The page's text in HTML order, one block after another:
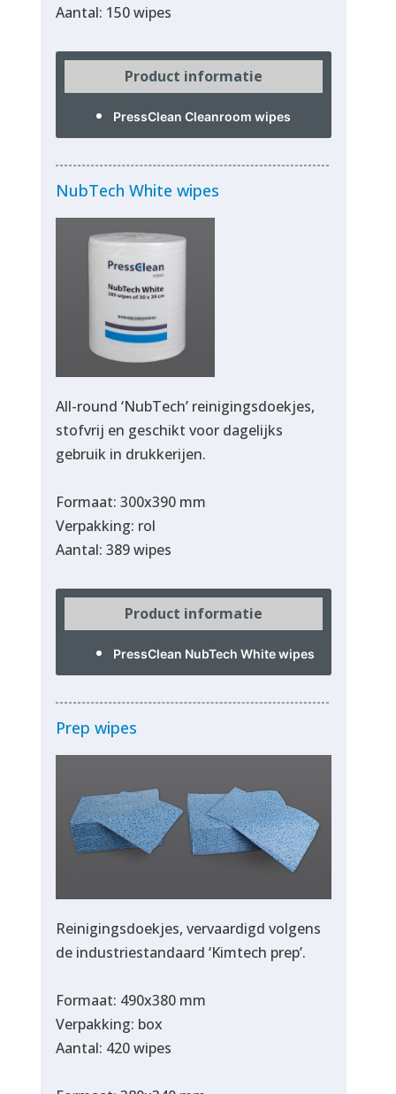
Aantal: 150 wipes
Product informatie
PressClean Cleanroom wipes
NubTech White wipes
All-round ‘NubTech’ reinigingsdoekjes,
stofvrij en geschikt voor dagelijks
gebruik in drukkerijen.
Formaat: 300x390 mm
Verpakking: rol
Aantal: 389 wipes
Product informatie
PressClean NubTech White wipes
Prep wipes
Reinigingsdoekjes, vervaardigd volgens
de industriestandaard ‘Kimtech prep’.
Formaat: 490x380 mm
Verpakking: box
Aantal: 420 wipes